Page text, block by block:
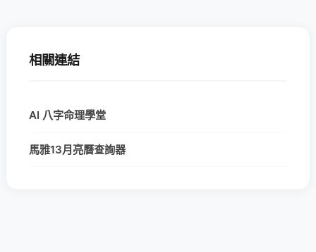
相關連結
AI 八字命理學堂
馬雅13月亮曆查詢器